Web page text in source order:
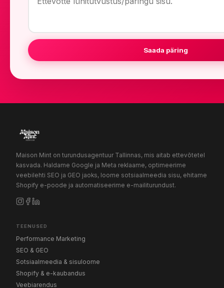
Saada päring
Maison Mint on turundusagentuur Tallinnas, mis aitab ettevõtetel
kasvada. Haldame Google ja Meta reklaame, optimeerime
veebilehti SEO ja GEO jaoks, loome sotsiaalmeedia sisu, ehitame
Shopify e-poode ja automatiseerime e-mailiturundust.
TEENUSED
Performance Marketing
SEO & GEO
Sotsiaalmeedia & sisuloome
Shopify & e-kaubandus
Veebiarendus